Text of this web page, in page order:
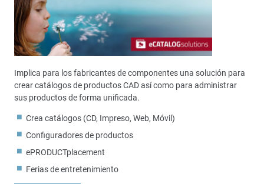
Implica para los fabricantes de componentes una solución para
crear catálogos de productos CAD así como para administrar
sus productos de forma unificada.
Crea catálogos (CD, Impreso, Web, Móvil)
Configuradores de productos
ePRODUCTplacement
Ferias de entretenimiento